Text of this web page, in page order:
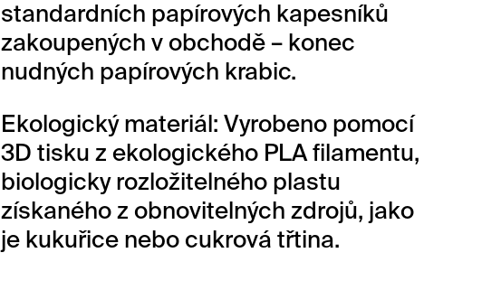
standardních papírových kapesníků
zakoupených v obchodě – konec
nudných papírových krabic.
Ekologický materiál: Vyrobeno pomocí
3D tisku z ekologického PLA filamentu,
biologicky rozložitelného plastu
získaného z obnovitelných zdrojů, jako
je kukuřice nebo cukrová třtina.